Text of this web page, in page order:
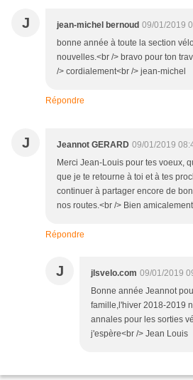
J jean-michel bernoud 09/01/2019
bonne année à toute la section
nouvelles.<br /> bravo pour ton
/> cordialement<br /> jean-michel
Répondre
J Jeannot GERARD 09/01/2019
Merci Jean-Louis pour tes voeux,
que je te retourne à toi et à tes
continuer à partager encore de
nos routes.<br /> Bien amicalement.
Répondre
J jlsvelo.com 09/01/2019
Bonne année Jeannot
famille,l'hiver 2018-2019
annales pour les sorties
j'espère<br /> Jean Louis